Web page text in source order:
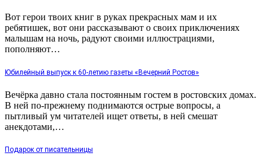
Вот герои твоих книг в руках прекрасных мам и их
ребятишек, вот они рассказывают о своих приключениях
малышам на ночь, радуют своими иллюстрациями,
пополняют…
Юбилейный выпуск к 60-летию газеты «Вечерний Ростов»
Вечёрка давно стала постоянным гостем в ростовских домах.
В ней по-прежнему поднимаются острые вопросы, а
пытливый ум читателей ищет ответы, в ней смешат
анекдотами,…
Подарок от писательницы